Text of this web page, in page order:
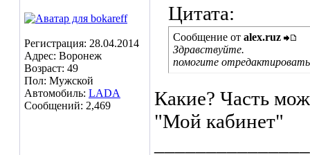
Регистрация: 28.04.2014
Адрес: Воронеж
Возраст: 49
Пол: Мужской
Автомобиль: LADA
Сообщений: 2,469
Цитата:
Сообщение от alex.ruz
Здравствуйте.
помогите
Какие? Часть
"Мой кабинет"